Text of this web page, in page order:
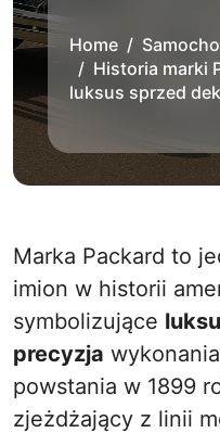
Home
Historia marki
luksus sprzed
Marka Packard to jedno z najsłynniejszych
imion w historii
symbolizujące
precyzja
powstania w 1899
zjeżdżający z linii